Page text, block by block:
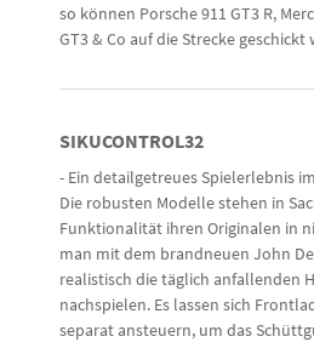
so können Porsche 911 GT3 R,
GT3 & Co auf die Strecke geschickt
SIKUCONTROL32
- Ein detailgetreues Spielerlebnis
Die robusten Modelle stehen in
Funktionalität ihren Originalen in
man mit dem brandneuen John
realistisch die täglich anfallenden
nachspielen. Es lassen sich
separat ansteuern, um das